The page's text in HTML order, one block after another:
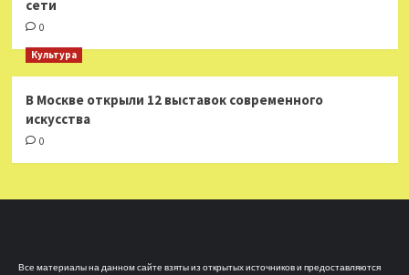
сети
0
Культура
В Москве открыли 12 выставок современного
искусства
0
Все материалы на данном сайте взяты из открытых источников и предоставляются